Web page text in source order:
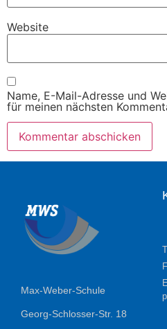
Website
Name, E-Mail-Adresse und
für meinen nächsten
Max-Weber-Schule
Georg-Schlosser-Str. 18